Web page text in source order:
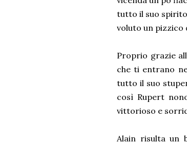
tutto il suo
voluto un pizzico
Proprio grazie
che ti entrano
tutto il suo
così Rupert
vittorioso e
Alain risulta un